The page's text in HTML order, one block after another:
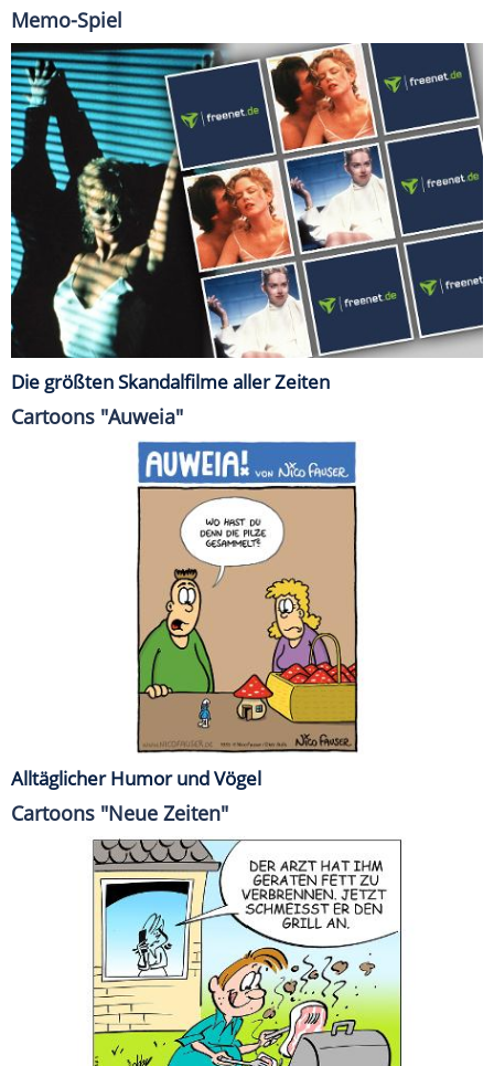
Memo-Spiel
Die größten Skandalfilme aller Zeiten
Cartoons "Auweia"
Alltäglicher Humor und Vögel
Cartoons "Neue Zeiten"